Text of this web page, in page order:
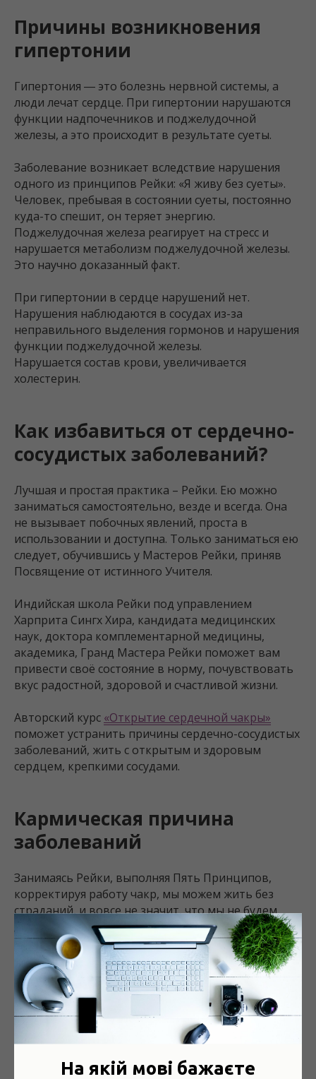
Причины возникновения
гипертонии
Гипертония ― это болезнь нервной системы, а
люди лечат сердце. При гипертонии нарушаются
функции надпочечников и поджелудочной
железы, а это происходит в результате суеты.
Заболевание возникает вследствие нарушения
одного из принципов Рейки: «Я живу без суеты».
Человек, пребывая в состоянии суеты, постоянно
куда-то спешит, он теряет энергию.
Поджелудочная железа реагирует на стресс и
нарушается метаболизм поджелудочной железы.
Это научно доказанный факт.
При гипертонии в сердце нарушений нет.
Нарушения наблюдаются в сосудах из-за
неправильного выделения гормонов и нарушения
функции поджелудочной железы.
Нарушается состав крови, увеличивается
холестерин.
Как избавиться от сердечно-
сосудистых заболеваний?
Лучшая и простая практика – Рейки. Ею можно
заниматься самостоятельно, везде и всегда. Она
не вызывает побочных явлений, проста в
использовании и доступна. Только заниматься ею
следует, обучившись у Мастеров Рейки, приняв
Посвящение от истинного Учителя.
Индийская школа Рейки под управлением
Харприта Сингх Хира, кандидата медицинских
наук, доктора комплементарной медицины,
академика, Гранд Мастера Рейки поможет вам
привести своё состояние в норму, почувствовать
вкус радостной, здоровой и счастливой жизни.
Авторский курс «Открытие сердечной чакры»
поможет устранить причины сердечно-сосудистых
заболеваний, жить с открытым и здоровым
сердцем, крепкими сосудами.
Кармическая причина
заболеваний
Занимаясь Рейки, выполняя Пять Принципов,
корректируя работу чакр, мы можем жить без
страданий, и вовсе не значит, что мы не будем
болеть. Болезни нам даются для отработки кармы.
Но выздоровление будет проходить быстрее и без
острых приступов.
Господь Бог по нашим грехам дает нам болезни. И
если в прошлой жизни мы совершили какие-то
ошибки, то мы должны искупить их, пройдя через
данные болезни. Но Господь милосерден
настолько, что Он всех людей прощает. И чтобы
исцелиться от болезней, дал человеку больницы,
На якій мові бажаєте